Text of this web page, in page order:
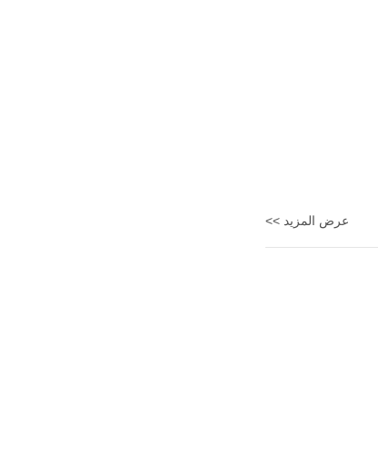
عرض المزيد >>